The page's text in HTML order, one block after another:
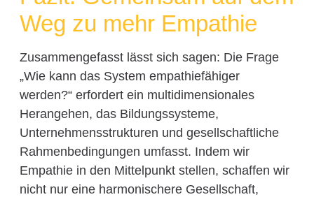
Weg zu mehr Empathie
Zusammengefasst lässt sich sagen: Die Frage
„Wie kann das System empathiefähiger
werden?“ erfordert ein multidimensionales
Herangehen, das Bildungssysteme,
Unternehmensstrukturen und gesellschaftliche
Rahmenbedingungen umfasst. Indem wir
Empathie in den Mittelpunkt stellen, schaffen wir
nicht nur eine harmonischere Gesellschaft,